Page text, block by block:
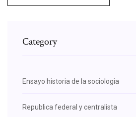
Category
Ensayo historia de la sociologia
Republica federal y centralista